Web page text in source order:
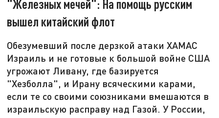
"Железных мечей": На помощь русским
вышел китайский флот
Обезумевший после дерзкой атаки ХАМАС
Израиль и не готовые к большой войне США
угрожают Ливану, где базируется
"Хезболла", и Ирану всяческими карами,
если те со своими союзниками вмешаются в
израильскую расправу над Газой. У России,